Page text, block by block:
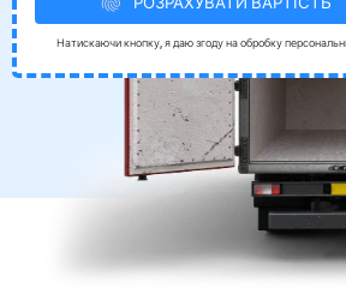
Натискаючи кнопку, я даю згоду на обробку